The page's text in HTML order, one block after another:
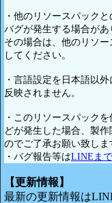
・他のリソースパック
バグが発生する場合があ
その場合は、他のリソ
してください。
・言語設定を日本語以
反映されません。
・このリソースパック
どが発生した場合、製
のでご了承お願い致しま
・バグ報告等はLINEまで
【更新情報】
最新の更新情報は